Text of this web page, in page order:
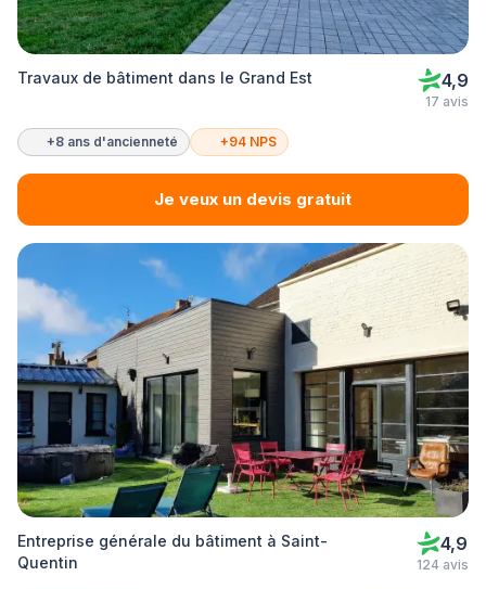
Travaux de bâtiment dans le Grand Est 4,9
17 avis
+8 ans d'ancienneté +94 NPS
Je veux un devis gratuit
Entreprise générale du bâtiment à Saint-
Quentin
4,9
124 avis